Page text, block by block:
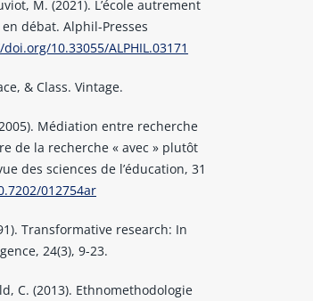
M. (2021). L’école autrement
débat. Alphil-Presses
10.33055/ALPHIL.03171
& Class. Vintage.
Médiation entre recherche
de la recherche « avec » plutôt
des sciences de l’éducation, 31
012754ar
Transformative research: In
24(3), 9-23.
C. (2013). Ethnomethodologie